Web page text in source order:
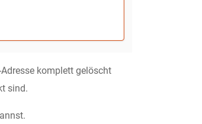
komplett gelöscht
sind.